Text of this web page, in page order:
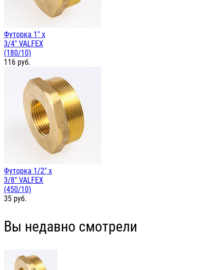
Футорка 1" х
3/4" VALFEX
(180/10)
116 руб.
Футорка 1/2" х
3/8" VALFEX
(450/10)
35 руб.
Вы недавно смотрели